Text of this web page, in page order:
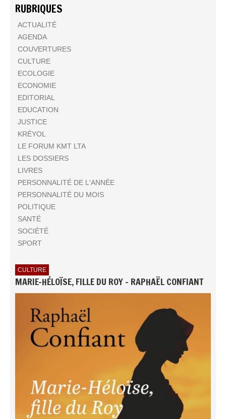
RUBRIQUES
ACTUALITÉ
AGENDA
COUVERTURES
CULTURE
ECOLOGIE
ECONOMIE
EDITORIAL
EDUCATION
JUSTICE
KRÉYOL
LE FORUM KMT LTA
LES DOSSIERS
LIVRES
PERSONNALITÉ DE L'ANNÉE
PERSONNALITÉ DU MOIS
POLITIQUE
SANTÉ
SOCIÉTÉ
SPORT
CULTURE
MARIE-HÉLOÏSE, FILLE DU ROY - RAPHAËL CONFIANT